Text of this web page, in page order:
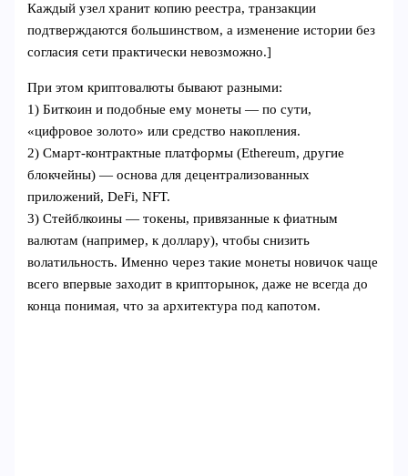
Каждый узел хранит копию реестра, транзакции
подтверждаются большинством, а изменение истории без
согласия сети практически невозможно.]
При этом криптовалюты бывают разными:
1) Биткоин и подобные ему монеты — по сути,
«цифровое золото» или средство накопления.
2) Смарт-контрактные платформы (Ethereum, другие
блокчейны) — основа для децентрализованных
приложений, DeFi, NFT.
3) Стейблкоины — токены, привязанные к фиатным
валютам (например, к доллару), чтобы снизить
волатильность. Именно через такие монеты новичок чаще
всего впервые заходит в крипторынок, даже не всегда до
конца понимая, что за архитектура под капотом.